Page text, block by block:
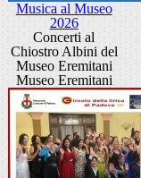
Musica al Museo
2026
Concerti al
Chiostro Albini del
Museo Eremitani
Museo Eremitani